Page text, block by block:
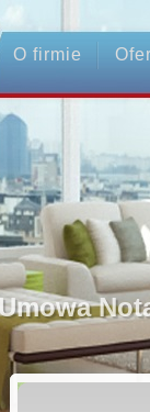
O firmie
-